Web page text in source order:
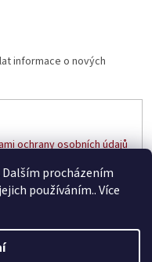
procházením
používáním.. Více
informace o nových
ochrany osobních údajů